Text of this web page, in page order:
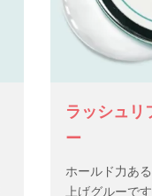
ラッシュ
ー
ホールド力あ
上げグルーで